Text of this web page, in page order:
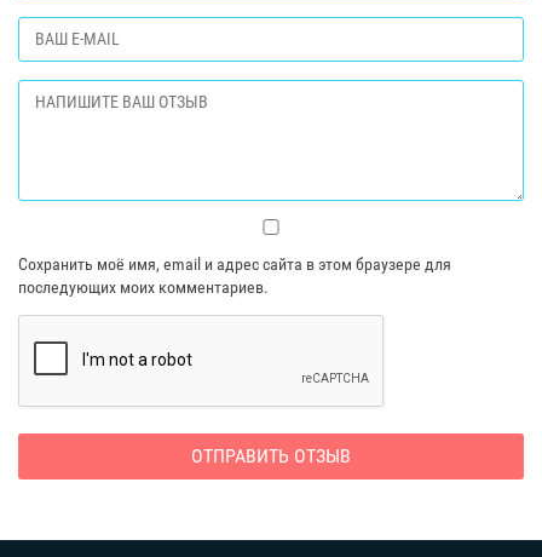
Сохранить моё имя, email и адрес сайта в этом браузере для
последующих моих комментариев.